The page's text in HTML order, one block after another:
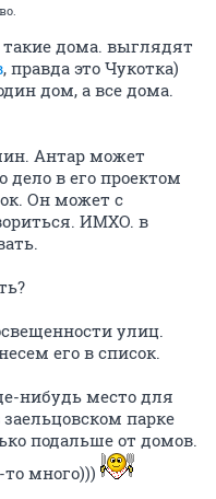
дома. выглядят
, правда это Чукотка)
дом, а все дома.
Антар может
дело в его проектом
Он может с
ИМХО. в
улиц.
его в список.
нибудь место для
парке
подальше от домов.
много)))